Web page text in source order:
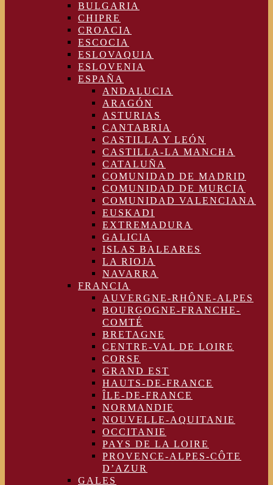
BULGARIA
CHIPRE
CROACIA
ESCOCIA
ESLOVAQUIA
ESLOVENIA
ESPAÑA
ANDALUCIA
ARAGÓN
ASTURIAS
CANTABRIA
CASTILLA Y LEÓN
CASTILLA-LA MANCHA
CATALUÑA
COMUNIDAD DE MADRID
COMUNIDAD DE MURCIA
COMUNIDAD VALENCIANA
EUSKADI
EXTREMADURA
GALICIA
ISLAS BALEARES
LA RIOJA
NAVARRA
FRANCIA
AUVERGNE-RHÔNE-ALPES
BOURGOGNE-FRANCHE-
COMTÉ
BRETAGNE
CENTRE-VAL DE LOIRE
CORSE
GRAND EST
HAUTS-DE-FRANCE
ÎLE-DE-FRANCE
NORMANDIE
NOUVELLE-AQUITANIE
OCCITANIE
PAYS DE LA LOIRE
PROVENCE-ALPES-CÔTE
D’AZUR
GALES